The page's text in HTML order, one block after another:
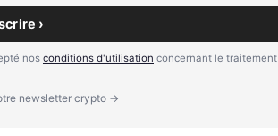
›
nos conditions d'utilisation concernant le traitement
newsletter crypto →